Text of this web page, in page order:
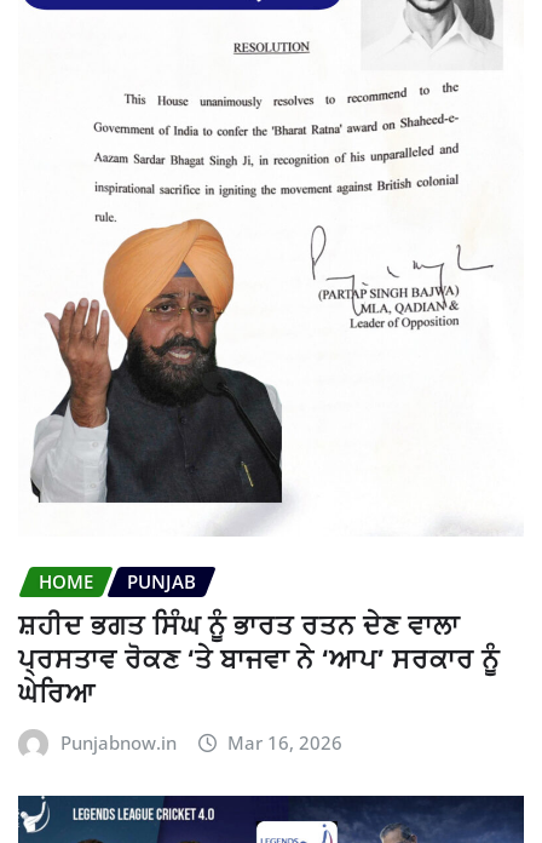
HOME PUNJAB
ਸ਼ਹੀਦ ਭਗਤ ਸਿੰਘ ਨੂੰ ਭਾਰਤ ਰਤਨ ਦੇਣ ਵਾਲਾ
ਪ੍ਰਸਤਾਵ ਰੋਕਣ ‘ਤੇ ਬਾਜਵਾ ਨੇ ‘ਆਪ’ ਸਰਕਾਰ ਨੂੰ
ਘੇਰਿਆ
Punjabnow.in Mar 16, 2026